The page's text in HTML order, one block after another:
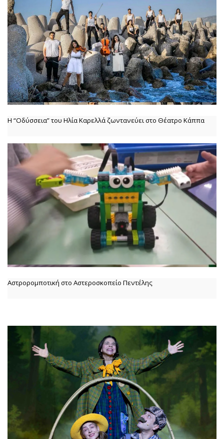
Η “Οδύσσεια” του Ηλία Καρελλά ζωντανεύει στο Θέατρο Κάππα
Αστρορομποτική στο Αστεροσκοπείο Πεντέλης